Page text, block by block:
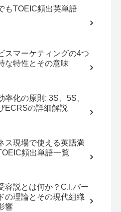
もTOEIC頻出英単語
スマーケティングの4つ
な特性とその意味
率化の原則: 3S、5S、
ECRSの詳細解説
ス現場で使える英語満
頻出単語一覧
容説とは何か？C.I.バー
の理論とその現代組織
響